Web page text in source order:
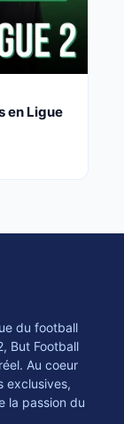
en Ligue
du football
But Football
Au coeur
exclusives,
la passion du